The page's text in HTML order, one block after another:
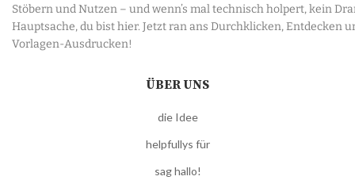
Stöbern und Nutzen – und wenn’s mal technisch holpert, kein
Hauptsache, du bist hier. Jetzt ran ans Durchklicken, Entdecken
Vorlagen-Ausdrucken!
ÜBER UNS
die Idee
helpfullys für
sag hallo!